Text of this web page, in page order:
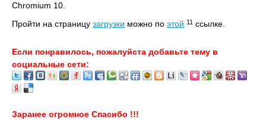
Chromium 10.
Пройти на страницу загрузки можно по этой 11 ссылке.
Если понравилось, пожалуйста добавьте тему в
социальные сети:
Заранее огромное Спасибо !!!